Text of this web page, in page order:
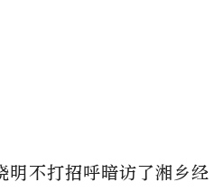
明不打招呼暗访了湘乡经